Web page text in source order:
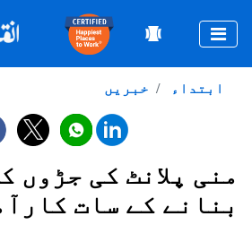
خبریں ابتداء
منی پلانٹ کی جڑوں
بنانے کے سات